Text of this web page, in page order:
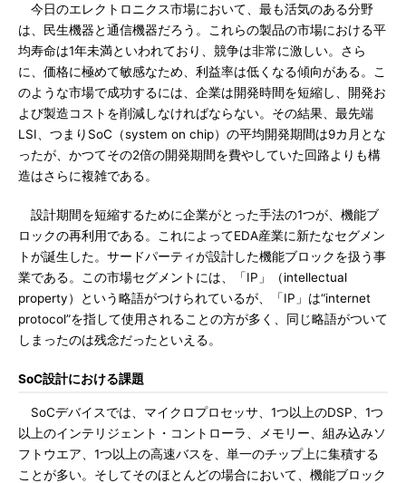
今日のエレクトロニクス市場において、最も活気のある分野
は、民生機器と通信機器だろう。これらの製品の市場における平
均寿命は1年未満といわれており、競争は非常に激しい。さら
に、価格に極めて敏感なため、利益率は低くなる傾向がある。こ
のような市場で成功するには、企業は開発時間を短縮し、開発お
よび製造コストを削減しなければならない。その結果、最先端
LSI、つまりSoC（system on chip）の平均開発期間は9カ月とな
ったが、かつてその2倍の開発期間を費やしていた回路よりも構
造はさらに複雑である。
設計期間を短縮するために企業がとった手法の1つが、機能ブ
ロックの再利用である。これによってEDA産業に新たなセグメン
トが誕生した。サードパーティが設計した機能ブロックを扱う事
業である。この市場セグメントには、「IP」（intellectual
property）という略語がつけられているが、「IP」は“internet
protocol”を指して使用されることの方が多く、同じ略語がついて
しまったのは残念だったといえる。
SoC設計における課題
SoCデバイスでは、マイクロプロセッサ、1つ以上のDSP、1つ
以上のインテリジェント・コントローラ、メモリー、組み込みソ
フトウエア、1つ以上の高速バスを、単一のチップ上に集積する
ことが多い。そしてそのほとんどの場合において、機能ブロック